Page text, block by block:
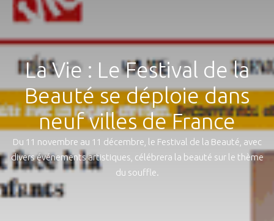
La Vie : Le Festival de la
Beauté se déploie dans
neuf villes de France
Du 11 novembre au 11 décembre, le Festival de la Beauté, avec
divers événements artistiques, célébrera la beauté sur le thème
du souffle.